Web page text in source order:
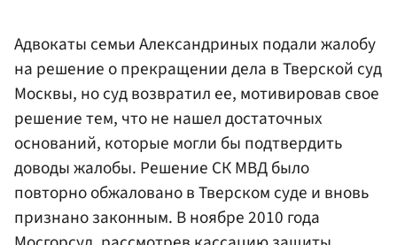
Адвокаты семьи Александриных подали жалобу
на решение о прекращении дела в Тверской суд
Москвы, но суд возвратил ее, мотивировав свое
решение тем, что не нашел достаточных
оснований, которые могли бы подтвердить
доводы жалобы. Решение СК МВД было
повторно обжаловано в Тверском суде и вновь
признано законным. В ноябре 2010 года